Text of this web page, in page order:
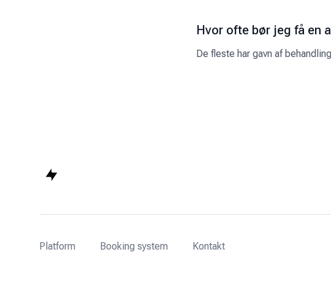
Hvor ofte bør jeg få en
De fleste har gavn af
Platform Booking system Kontakt